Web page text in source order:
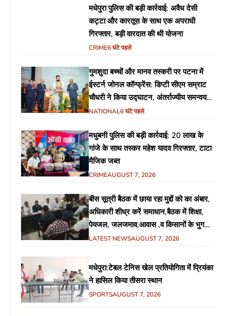
मधेपुरा पुलिस की बड़ी कार्रवाई: अवैध देसी
कट्टा और कारतूस के साथ एक अपराधी
गिरफ्तार, बड़ी वारदात की थी योजना
CRIME6 घंटे पहले
गुमशुदा बच्चों और मानव तस्करी पर पटना में
ईस्टर्न जोनल कॉन्फ्रेंस: डिप्टी सीएम सम्राट
चौधरी ने किया उद्घाटन, अंतर्राज्यीय समन्वय
पर जोर
NATIONAL6 घंटे पहले
मधुबनी पुलिस की बड़ी कार्रवाई: 20 लाख के
गांजे के साथ तस्कर महेश यादव गिरफ्तार, टाटा
मैजिक जब्त
CRIMEAUGUST 7, 2026
बीस सूत्री बैठक में छाया रहा मुद्दों को का अंबार,
अधिकारी शीध्र करें समाधान,बैठक में शिक्षा,
पेयजल, जलजमाव,आवास ,व किसानों के भुगतान
का उठा मुद्दा
LATEST NEWSAUGUST 7, 2026
मधेपुरा:टेबल टेनिस खेल प्रतियोगिता में प्रियंका
ने हासिल किया तीसरा स्थान
SPORTSAUGUST 7, 2026